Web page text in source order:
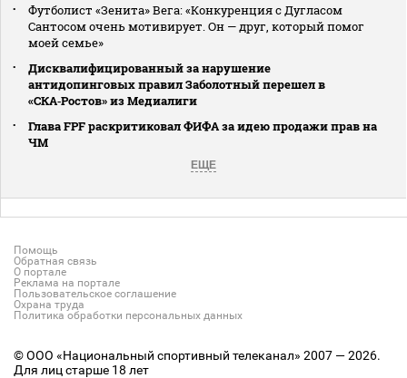
Футболист «Зенита» Вега: «Конкуренция с Дугласом
Сантосом очень мотивирует. Он — друг, который помог
моей семье»
Дисквалифицированный за нарушение
антидопинговых правил Заболотный перешел в
«СКА‑Ростов» из Медиалиги
Глава FPF раскритиковал ФИФА за идею продажи прав на
ЧМ
ЕЩЕ
Помощь
Обратная связь
О портале
Реклама на портале
Пользовательское соглашение
Охрана труда
Политика обработки персональных данных
© ООО «Национальный спортивный телеканал» 2007 — 2026.
Для лиц старше 18 лет